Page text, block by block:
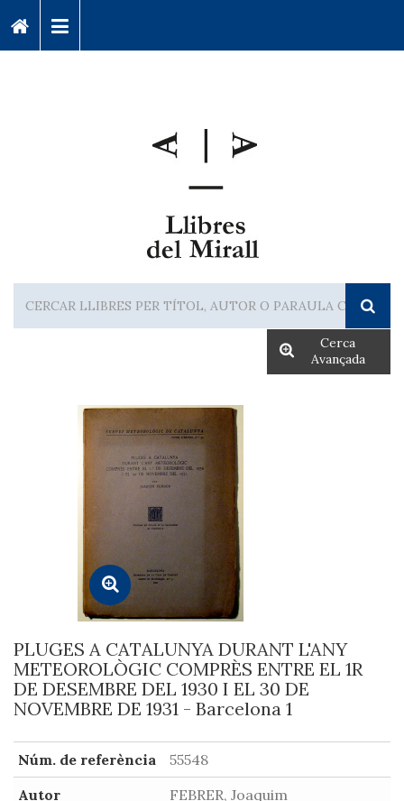
Cerca
Avançada
PLUGES A CATALUNYA DURANT L'ANY
METEOROLÒGIC COMPRÈS ENTRE EL 1R
DE DESEMBRE DEL 1930 I EL 30 DE
NOVEMBRE DE 1931 - Barcelona 1
Núm. de referència
55548
Autor
FEBRER, Joaquim